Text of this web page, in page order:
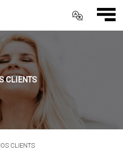
CLIENTS
CLIENTS